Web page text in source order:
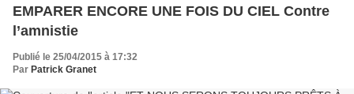
EMPARER ENCORE UNE FOIS DU CIEL Contre
l’amnistie
Publié le 25/04/2015 à 17:32
Par Patrick Granet